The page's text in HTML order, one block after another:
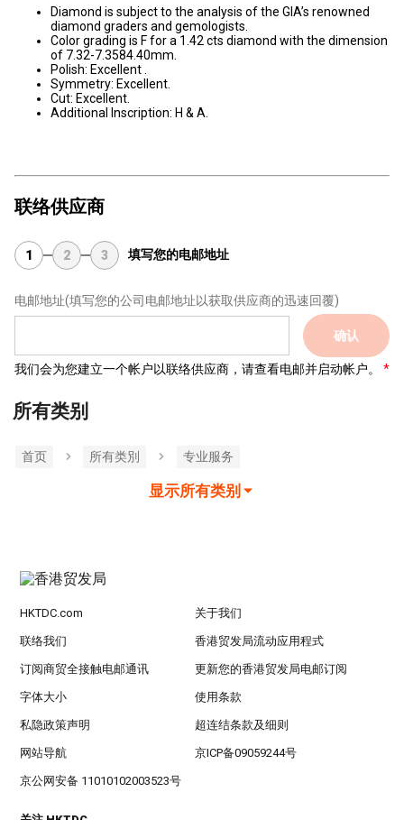
Diamond is subject to the analysis of the GIA’s renowned
diamond graders and gemologists.
Color grading is F for a 1.42 cts diamond with the dimension
of 7.32-7.3584.40mm.
Polish: Excellent .
Symmetry: Excellent.
Cut: Excellent.
Additional Inscription: H & A.
联络供应商
1 2 3 填写您的电邮地址
电邮地址(填写您的公司电邮地址以获取供应商的迅速回覆)
确认
我们会为您建立一个帐户以联络供应商，请查看电邮并启动帐户。
所有类别
首页 所有类別 专业服务
显示所有类别
HKTDC.com 关于我们
联络我们 香港贸发局流动应用程式
订阅商贸全接触电邮通讯 更新您的香港贸发局电邮订阅
字体大小 使用条款
私隐政策声明 超连结条款及细则
网站导航 京ICP备09059244号
京公网安备 11010102003523号